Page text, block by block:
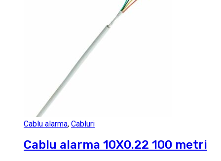
Cablu alarma, Cabluri
Cablu alarma 10X0.22 100 metri